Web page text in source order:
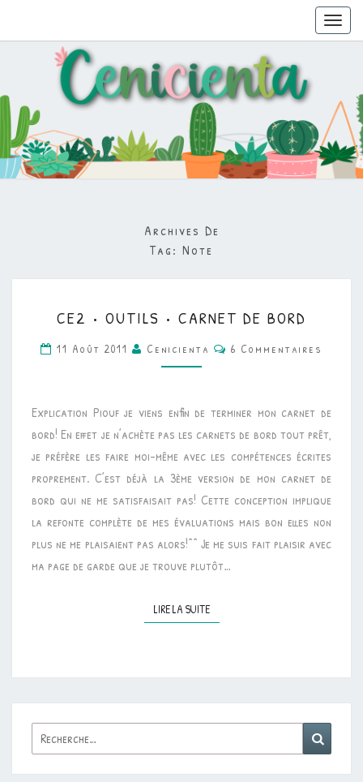
Archives De
Tag: Note
•
OUTILS
•
DE
BORD
CE2 • OUTILS • CARNET DE BORD
11 Août 2011 Cenicienta Commentaires
6 Commentaires
Explication Piouf je viens enfin de terminer mon carnet de
bord! En effet je n’achète pas les carnets de bord tout prêt,
je préfère les faire moi-même avec les compétences écrites
proprement. C’est déjà la 3ème version de mon carnet de
bord qui ne me satisfaisait pas! Cette conception implique
la refonte complète de mes évaluations mais bon elles non
plus ne me plaisaient pas alors!^^ Je me suis fait plaisir avec
ma page de garde que je trouve plutôt…
LIRE LA SUITELIRE LA SUITE
Rechercher :